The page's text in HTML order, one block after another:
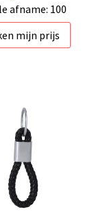
afname: 100
mijn prijs